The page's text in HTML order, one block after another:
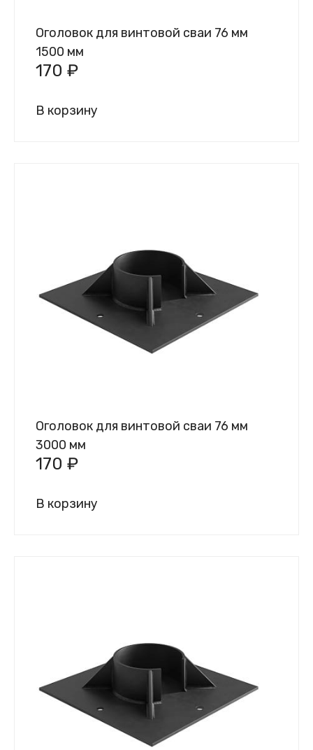
Оголовок для винтовой сваи 76 мм
1500 мм
170 ₽
В корзину
Оголовок для винтовой сваи 76 мм
3000 мм
170 ₽
В корзину